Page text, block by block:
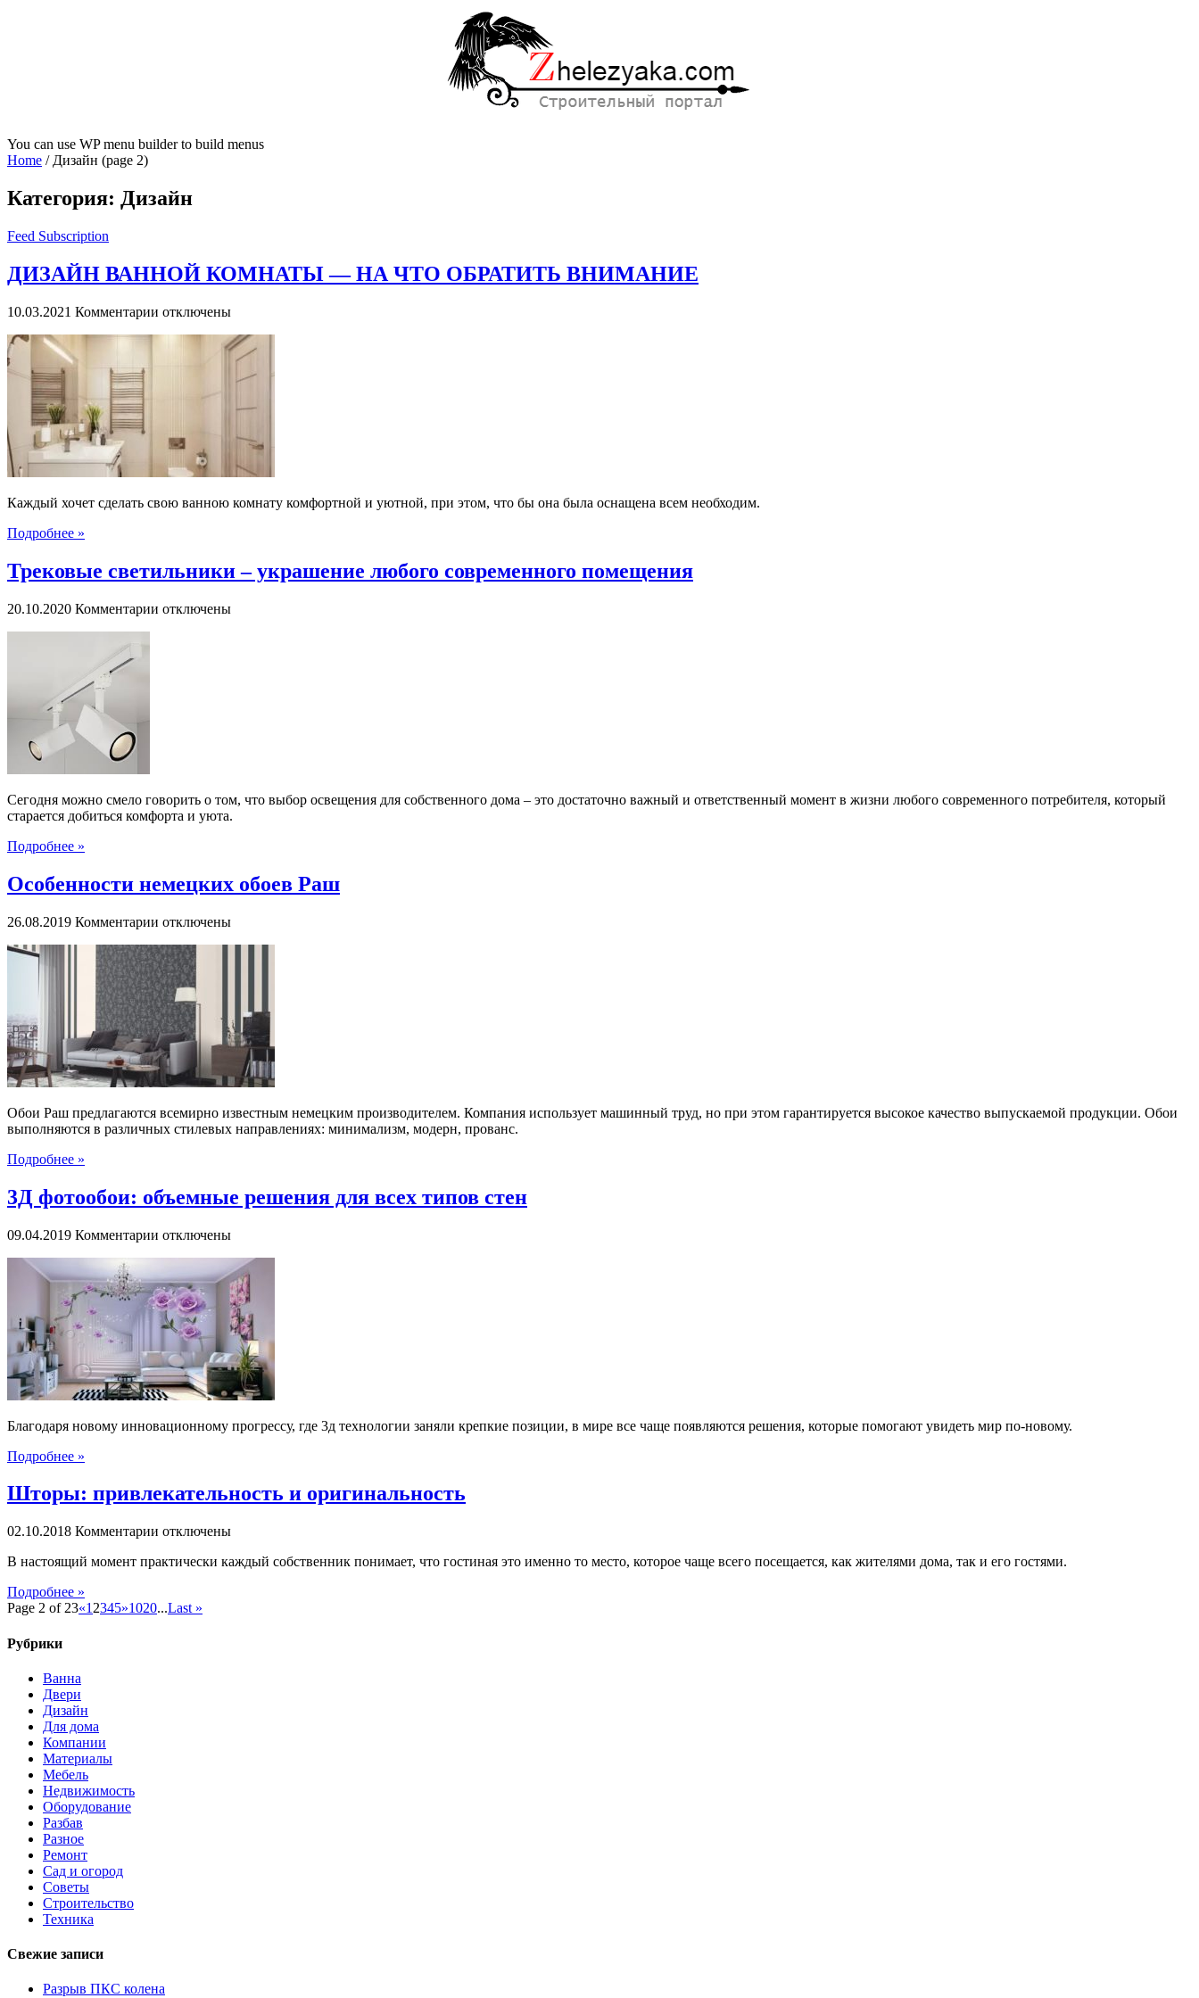
You can use WP menu builder to build menus
Home /Дизайн (page 2)
Категория: Дизайн
Feed Subscription
ДИЗАЙН ВАННОЙ КОМНАТЫ — НА ЧТО ОБРАТИТЬ ВНИМАНИЕ
10.03.2021 Комментарии к
ОБРАТИТЬ
ВНИМАНИЕ
отключены
Каждый хочет сделать свою ванною комнату комфортной и уютной, при этом, что бы она была оснащена всем необходим.
Подробнее »
Трековые светильники – украшение любого современного помещения
20.10.2020 Комментарии котключены
Сегодня можно смело говорить о том, что выбор освещения для собственного дома – это достаточно важный и ответственный момент в жизни любого современного потребителя, который
старается добиться комфорта и уюта.
Подробнее »
Особенности немецких обоев Раш
26.08.2019 Комментарии к
Особенности
немецких
обоев
Раш
отключены
Обои Раш предлагаются всемирно известным немецким производителем. Компания использует машинный труд, но при этом гарантируется высокое качество выпускаемой продукции. Обои
выполняются в различных стилевых направлениях: минимализм, модерн, прованс.
Подробнее »
3Д фотообои: объемные решения для всех типов стен
09.04.2019 Комментарии к
фотообои:
объемные
решения
для
типов
стен
отключены
Благодаря новому инновационному прогрессу, где 3д технологии заняли крепкие позиции, в мире все чаще появляются решения, которые помогают увидеть мир по-новому.
Подробнее »
Шторы: привлекательность и оригинальность
02.10.2018 Комментарии к
Шторы:
оригинальность
отключены
В настоящий момент практически каждый собственник понимает, что гостиная это именно то место, которое чаще всего посещается, как жителями дома, так и его гостями.
Подробнее »
Page 2 of 23«1 2345»1020...Last »
Рубрики
Ванна
Двери
Дизайн
Для дома
Компании
Материалы
Мебель
Недвижимость
Оборудование
Разбав
Разное
Ремонт
Сад и огород
Советы
Строительство
Техника
Свежие записи
Разрыв ПКС колена